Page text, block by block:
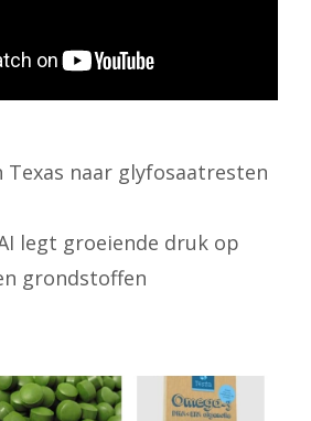
Texas naar glyfosaatresten
legt groeiende druk op
grondstoffen